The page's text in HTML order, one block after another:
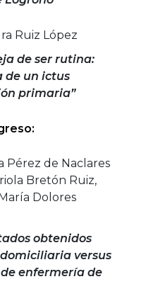
Ruiz López
de ser rutina:
de un ictus
primaria”
Pérez de Naclares
Bretón Ruiz,
Dolores
obtenidos
versus
enfermería de